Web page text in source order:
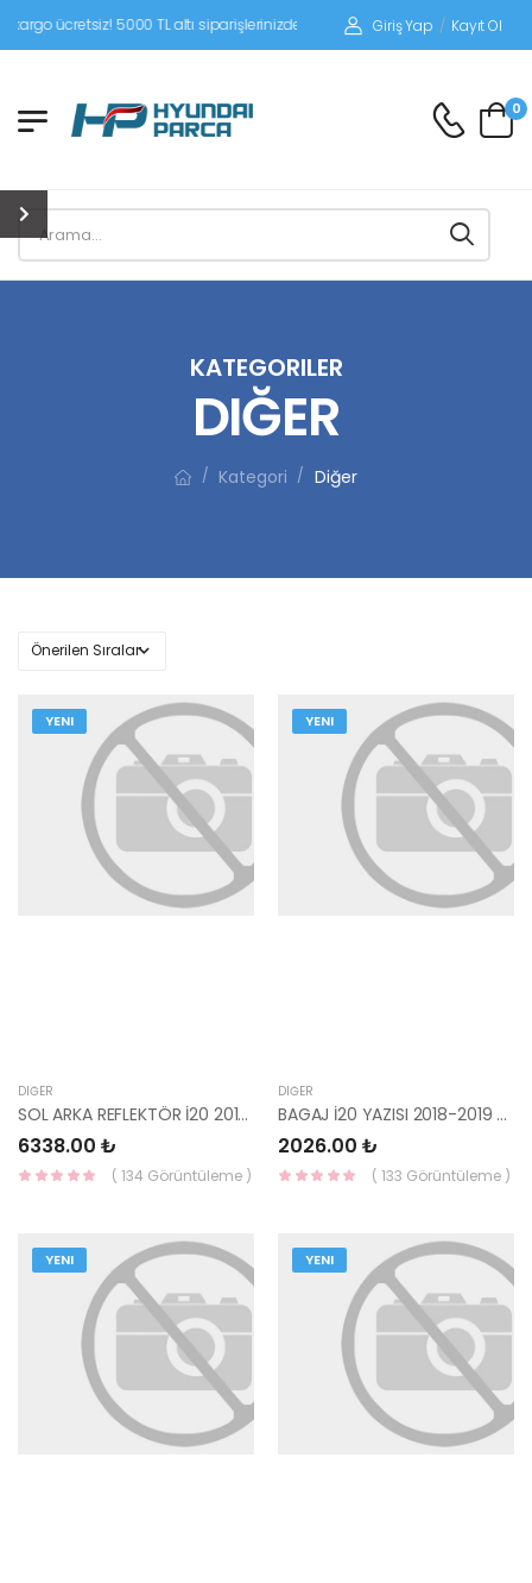
5000 TL altı siparişlerinizde siparişleriniz alıcı ödemeli gönderilir.
Giriş Yap / Kayıt Ol
0
KATEGORILER
DIĞER
/ Kategori / Diğer
YENI
DIĞER
SOL ARKA REFLEKTÖR İ20 2018-2019 92405-C8700-MOBIS-S
6338.00 ₺
( 134 Görüntüleme )
YENI
DIĞER
BAGAJ İ20 YAZISI 2018-2019 86310-C8AA0-MOBIS
2026.00 ₺
( 133 Görüntüleme )
YENI YENI